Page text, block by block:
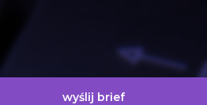
wyślij brief